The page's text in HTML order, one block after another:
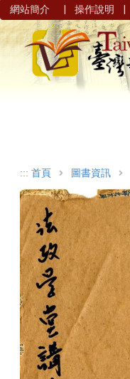
網站簡介 | 操作說明 |
::: 首頁 圖書資訊